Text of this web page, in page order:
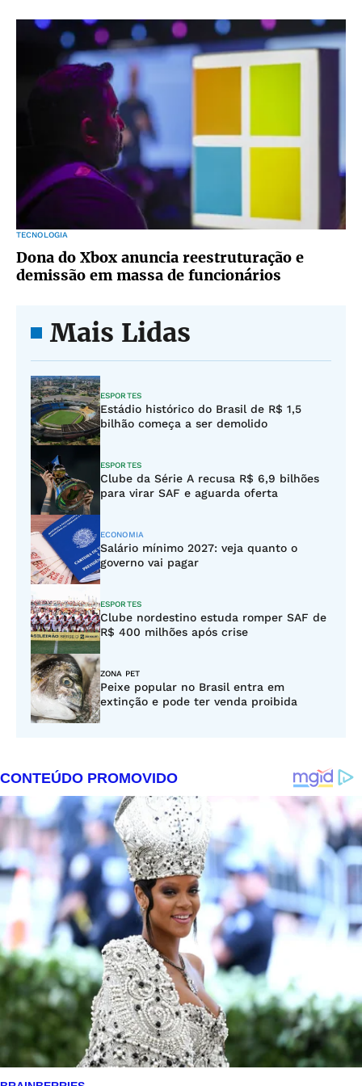
TECNOLOGIA
Dona do Xbox anuncia reestruturação e
demissão em massa de funcionários
Mais Lidas
ESPORTES
Estádio histórico do Brasil de R$ 1,5
bilhão começa a ser demolido
ESPORTES
Clube da Série A recusa R$ 6,9 bilhões
para virar SAF e aguarda oferta
ECONOMIA
Salário mínimo 2027: veja quanto o
governo vai pagar
ESPORTES
Clube nordestino estuda romper SAF de
R$ 400 milhões após crise
ZONA PET
Peixe popular no Brasil entra em
extinção e pode ter venda proibida